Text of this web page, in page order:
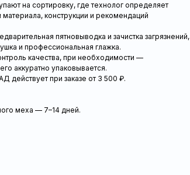
на сортировку, где технолог определяет
конструкции и рекомендаций
пятновыводка и зачистка загрязнений,
и профессиональная глажка.
качества, при необходимости —
аккуратно упаковывается.
действует при заказе от 3 500 ₽.
меха — 7–14 дней.